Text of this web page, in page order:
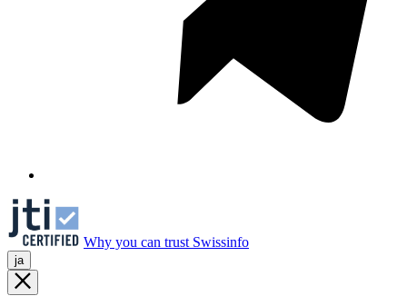
Why you can trust Swissinfo
ja